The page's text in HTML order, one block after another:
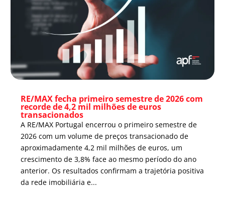
RE/MAX fecha primeiro semestre de 2026 com
recorde de 4,2 mil milhões de euros
transacionados
A RE/MAX Portugal encerrou o primeiro semestre de
2026 com um volume de preços transacionado de
aproximadamente 4,2 mil milhões de euros, um
crescimento de 3,8% face ao mesmo período do ano
anterior. Os resultados confirmam a trajetória positiva
da rede imobiliária e...